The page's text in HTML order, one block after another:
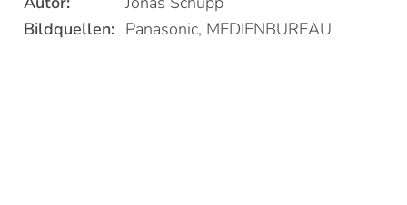
Bildquellen: Panasonic, MEDIENBUREAU